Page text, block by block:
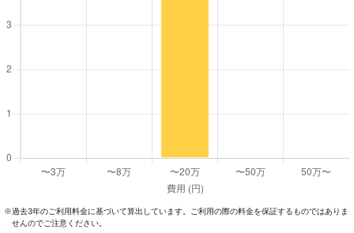
※過去3年のご利⽤料⾦に基づいて算出しています。ご利⽤の際の料⾦を保証するものではありま
せんのでご注意ください。